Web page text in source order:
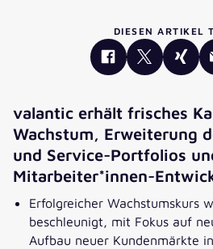
DIESEN ARTIKEL
valantic erhält frisches
Wachstum, Erweiterung
und Service-Portfolios
Mitarbeiter*innen-
Erfolgreicher Wachstumskurs
beschleunigt, mit Fokus auf
Aufbau neuer Kundenmärkte